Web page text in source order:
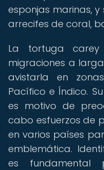
esponjas marinas,
arrecifes de coral,
La tortuga
migraciones a
avistarla en
Pacífico e Índico.
es motivo de
cabo esfuerzos de
en varios países
emblemática.
es fundamental